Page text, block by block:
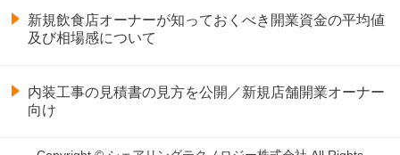
新規飲食店オーナーが知っておくべき開業資金の平均値
及び相場感について
内装工事の見積書の見方を公開／新規店舗開業オーナー
向け